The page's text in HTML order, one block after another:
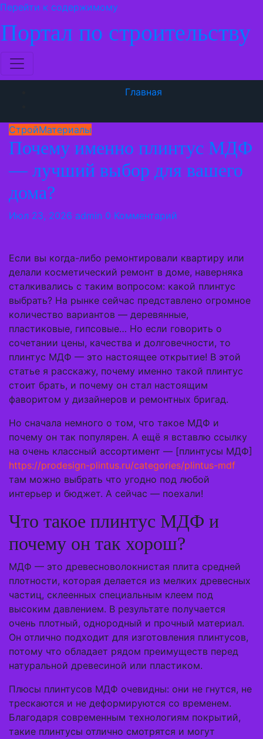
Перейти к содержимому
Портал по строительству
Главная
СтройМатериалы
Почему именно плинтус МДФ
— лучший выбор для вашего
дома?
Июл 23, 2026 admin 0 Комментарий
Если вы когда-либо ремонтировали квартиру или
делали косметический ремонт в доме, наверняка
сталкивались с таким вопросом: какой плинтус
выбрать? На рынке сейчас представлено огромное
количество вариантов — деревянные,
пластиковые, гипсовые… Но если говорить о
сочетании цены, качества и долговечности, то
плинтус МДФ — это настоящее открытие! В этой
статье я расскажу, почему именно такой плинтус
стоит брать, и почему он стал настоящим
фаворитом у дизайнеров и ремонтных бригад.
Но сначала немного о том, что такое МДФ и
почему он так популярен. А ещё я вставлю ссылку
на очень классный ассортимент — [плинтусы МДФ]
https://prodesign-plintus.ru/categories/plintus-mdf
там можно выбрать что угодно под любой
интерьер и бюджет. А сейчас — поехали!
Что такое плинтус МДФ и
почему он так хорош?
МДФ — это древесноволокнистая плита средней
плотности, которая делается из мелких древесных
частиц, склеенных специальным клеем под
высоким давлением. В результате получается
очень плотный, однородный и прочный материал.
Он отлично подходит для изготовления плинтусов,
потому что обладает рядом преимуществ перед
натуральной древесиной или пластиком.
Плюсы плинтусов МДФ очевидны: они не гнутся, не
трескаются и не деформируются со временем.
Благодаря современным технологиям покрытий,
такие плинтусы отлично смотрятся и могут